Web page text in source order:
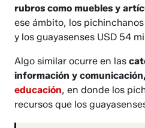
rubros como muebles y
ese ámbito, los
y los guayasenses USD 54
Algo similar ocurre en las
información y
educación, en donde los
recursos que los